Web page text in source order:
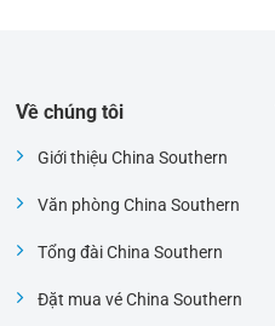
Về chúng tôi
Giới thiệu China Southern
Văn phòng China Southern
Tổng đài China Southern
Đặt mua vé China Southern